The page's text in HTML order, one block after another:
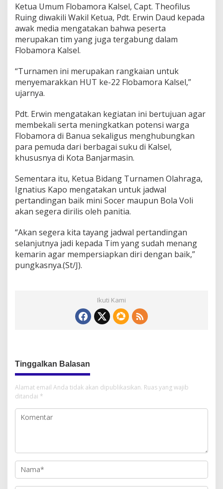
Ketua Umum Flobamora Kalsel, Capt. Theofilus
Ruing diwakili Wakil Ketua, Pdt. Erwin Daud kepada
awak media mengatakan bahwa peserta
merupakan tim yang juga tergabung dalam
Flobamora Kalsel.
“Turnamen ini merupakan rangkaian untuk
menyemarakkan HUT ke-22 Flobamora Kalsel,”
ujarnya.
Pdt. Erwin mengatakan kegiatan ini bertujuan agar
membekali serta meningkatkan potensi warga
Flobamora di Banua sekaligus menghubungkan
para pemuda dari berbagai suku di Kalsel,
khususnya di Kota Banjarmasin.
Sementara itu, Ketua Bidang Turnamen Olahraga,
Ignatius Kapo mengatakan untuk jadwal
pertandingan baik mini Socer maupun Bola Voli
akan segera dirilis oleh panitia.
“Akan segera kita tayang jadwal pertandingan
selanjutnya jadi kepada Tim yang sudah menang
kemarin agar mempersiapkan diri dengan baik,”
pungkasnya.(St/J).
Ikuti Kami
Tinggalkan Balasan
Alamat email Anda tidak akan dipublikasikan. Ruas yang wajib
ditandai *